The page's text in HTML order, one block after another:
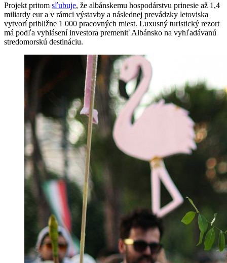
Projekt pritom sľubuje, že albánskemu hospodárstvu prinesie až 1,4
miliardy eur a v rámci výstavby a následnej prevádzky letoviska
vytvorí približne 1 000 pracovných miest. Luxusný turistický rezort
má podľa vyhlásení investora premeniť Albánsko na vyhľadávanú
stredomorskú destináciu.